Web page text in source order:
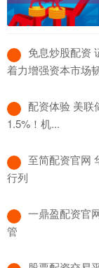
免息炒股配资
着力增强资本市场
配资体验 美联
1.5%！机...
至简配资官网
行列
一鼎盈配资官
管